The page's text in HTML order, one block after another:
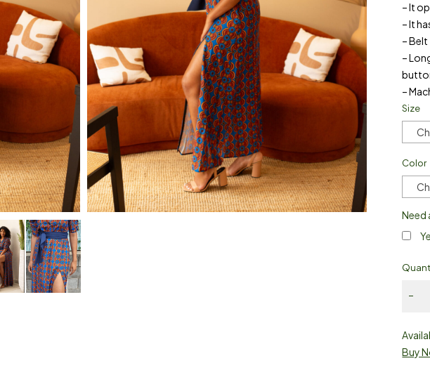
– It
– It
–
–
–
Size
Color
Need
Buy